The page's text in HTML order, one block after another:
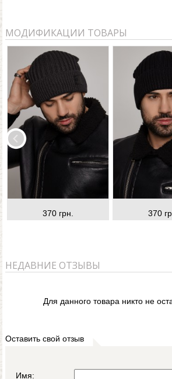
МОДИФИКАЦИИ ТОВАРЫ
370 грн. 370
НЕДАВНИЕ ОТЗЫВЫ
Для данного товара никто не
Оставить свой отзыв
Имя: